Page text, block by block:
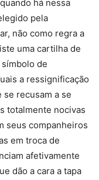
há nessa
pela
não como regra a
uma cartilha de
de
a ressignificação
recusam a se
totalmente nocivas
seus companheiros
em troca de
afetivamente
dão a cara a tapa